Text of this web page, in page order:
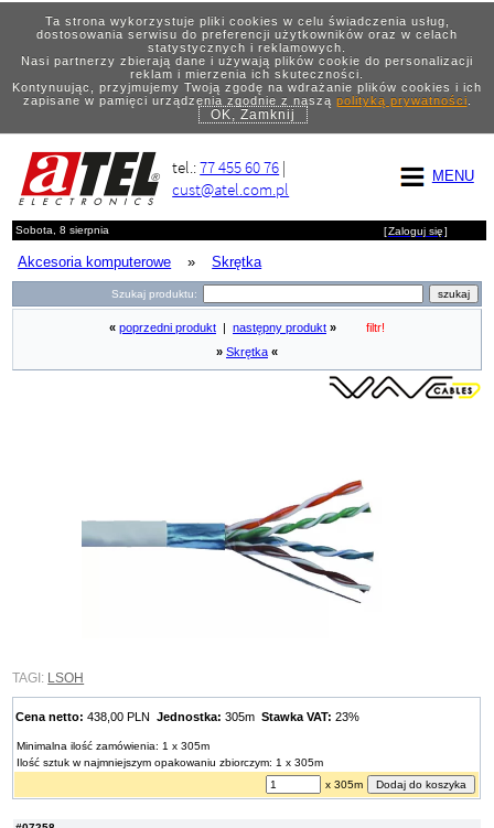
Ta strona wykorzystuje pliki cookies w celu świadczenia usług,
dostosowania serwisu do preferencji użytkowników oraz w celach
statystycznych i reklamowych.
Nasi partnerzy zbierają dane i używają plików cookie do personalizacji
reklam i mierzenia ich skuteczności.
Kontynuując, przyjmujemy Twoją zgodę na wdrażanie plików cookies i ich
zapisane w pamięci urządzenia zgodnie z naszą polityką prywatności.
OK, Zamknij
MENU
tel.:77 455 60 76 |
cust@atel.com.pl
Sobota, 8 sierpnia [Zaloguj się]
Akcesoria komputerowe » Skrętka
Szukaj produktu:
« poprzedni produkt następny produkt »
filtr!
» Skrętka «
TAGI: LSOH
Cena netto: 438,00 PLNJednostka: 305mStawka VAT: 23%
Minimalna ilość zamówienia: 1 x 305m
Ilość sztuk w najmniejszym opakowaniu zbiorczym: 1 x 305m
x 305m